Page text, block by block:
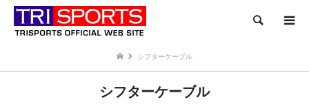
検索
シフターケーブル
シフターケーブル